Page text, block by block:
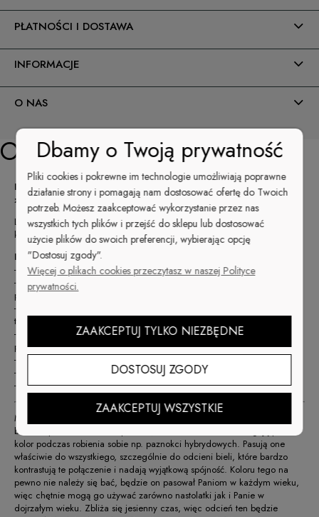
PŁATNOŚCI I DOSTAWA
INFORMACJE
O NAS
Opis
Hybryda 1424 to letni optymistyczny bananowo-żółty kolor
z kolekcji Summer Cocktails.
Limitowana kolekcja Summer Cocktails & So Sweet! to bardzo nasycone
kolory idealne na lato!
Idealna Hybryda Stardoro – super trwała
-
3WEEKS - wytrzymałość ponad 21 dni
-
3PIGMENTATION
pełne krycie
-
toluenu i DBP
-
- idealny pędzelek z włókna DuPont umożliwia aplikację
produktu pod same skórki
- pojemność 6 ml to 20 zadowolonych klientek
- średnio-gęsta konsystencja, nie spływa podczas aplikacji
- łatwa aplikacja
Musztardowe paznokcie to hit ostatnich miesięcy. Ten odcień żółtego
bardzo spodobał się wielu paniom, które bardzo chętnie sięgają po ten
kolor podczas robienia sobie np. paznokci hybrydowych. Pasują one
właściwie do wszystkiego, szczególnie do odcieni bieli, które bardzo
kontrastują te połączenie i nadają wyjątkową spójność. Koloru tego na
pewno nie należy się bać, będzie on pasował Paniom w każdym wieku,
więc chętnie mogą go używać zarówno nastolatki jak i Panie w
dojrzałym wieku. Zbliża się jesienny czas, więc odcień ten będzie
Dbamy o Twoją prywatność
Pliki cookies i pokrewne im technologie umożliwiają poprawne
działanie strony i pomagają nam dostosować ofertę do Twoich
potrzeb. Możesz zaakceptować wykorzystanie przez nas
wszystkich tych plików i przejść do sklepu lub dostosować
użycie plików do swoich preferencji, wybierając opcję
"Dostosuj zgody".
Więcej o plikach cookies przeczytasz w naszej Polityce
prywatności.
ZAAKCEPTUJ TYLKO NIEZBĘDNE
DOSTOSUJ ZGODY
ZAAKCEPTUJ WSZYSTKIE